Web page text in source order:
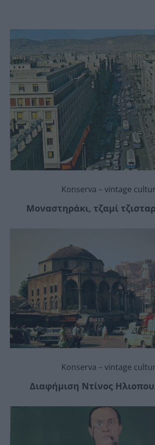
Konserva – vintage
Μοναστηράκι, τζαμί
Konserva – vintage
Διαφήμιση Ντίνος